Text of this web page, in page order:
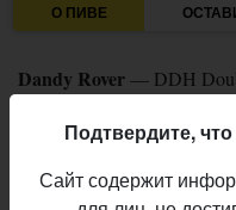
О ПИВЕ
Dandy Rover— DDH
Стиль:
IPA -
Подтвердите,
Сайт содержит